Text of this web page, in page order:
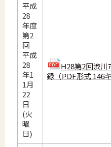
平成
28
年度
第2
回
平成
28
年1
1月
22
日
(火
曜
日)
H28第2回渋川
録（PDF形式 146